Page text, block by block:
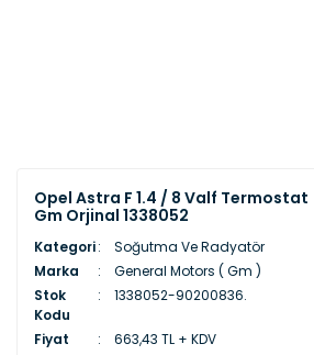
Opel Astra F 1.4 / 8 Valf Termostat
Gm Orjinal 1338052
Kategori
Soğutma Ve Radyatör
Marka
General Motors ( Gm )
Stok
Kodu
1338052-90200836.
Fiyat 663,43 TL + KDV